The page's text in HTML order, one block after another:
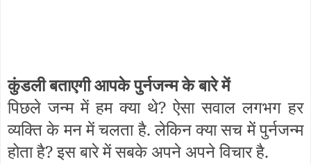
कुंडली बताएगी आपके पुर्नजन्म के बारे में
पिछले जन्म में हम क्या थे? ऐसा सवाल लगभग हर
व्यक्ति के मन में चलता है. लेकिन क्या सच में पुर्नजन्म
होता है? इस बारे में सबके अपने अपने विचार है.